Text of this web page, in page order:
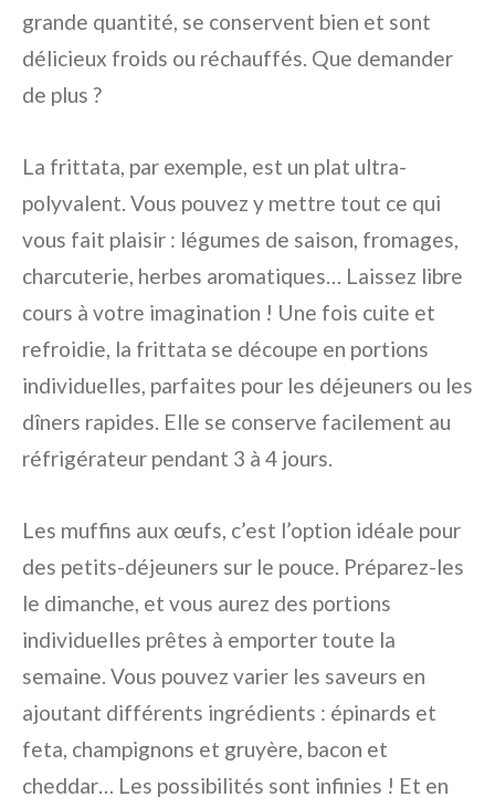
grande quantité, se conservent bien et sont
délicieux froids ou réchauffés. Que demander
de plus ?
La frittata, par exemple, est un plat ultra-
polyvalent. Vous pouvez y mettre tout ce qui
vous fait plaisir : légumes de saison, fromages,
charcuterie, herbes aromatiques… Laissez libre
cours à votre imagination ! Une fois cuite et
refroidie, la frittata se découpe en portions
individuelles, parfaites pour les déjeuners ou les
dîners rapides. Elle se conserve facilement au
réfrigérateur pendant 3 à 4 jours.
Les muffins aux œufs, c’est l’option idéale pour
des petits-déjeuners sur le pouce. Préparez-les
le dimanche, et vous aurez des portions
individuelles prêtes à emporter toute la
semaine. Vous pouvez varier les saveurs en
ajoutant différents ingrédients : épinards et
feta, champignons et gruyère, bacon et
cheddar… Les possibilités sont infinies ! Et en